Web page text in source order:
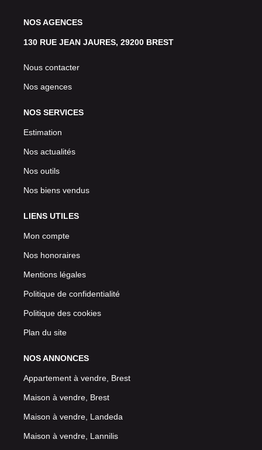
NOS AGENCES
130 RUE JEAN JAURES, 29200 BREST
Nous contacter
Nos agences
NOS SERVICES
Estimation
Nos actualités
Nos outils
Nos biens vendus
LIENS UTILES
Mon compte
Nos honoraires
Mentions légales
Politique de confidentialité
Politique des cookies
Plan du site
NOS ANNONCES
Appartement à vendre, Brest
Maison à vendre, Brest
Maison à vendre, Landeda
Maison à vendre, Lannilis